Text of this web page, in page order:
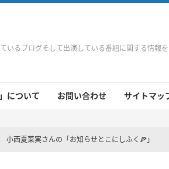
るブログそして出演している番組に関する情報
について お問い合わせ サイトマッ
小西夏菜実さんの「お知らせとこにしふく🍕」